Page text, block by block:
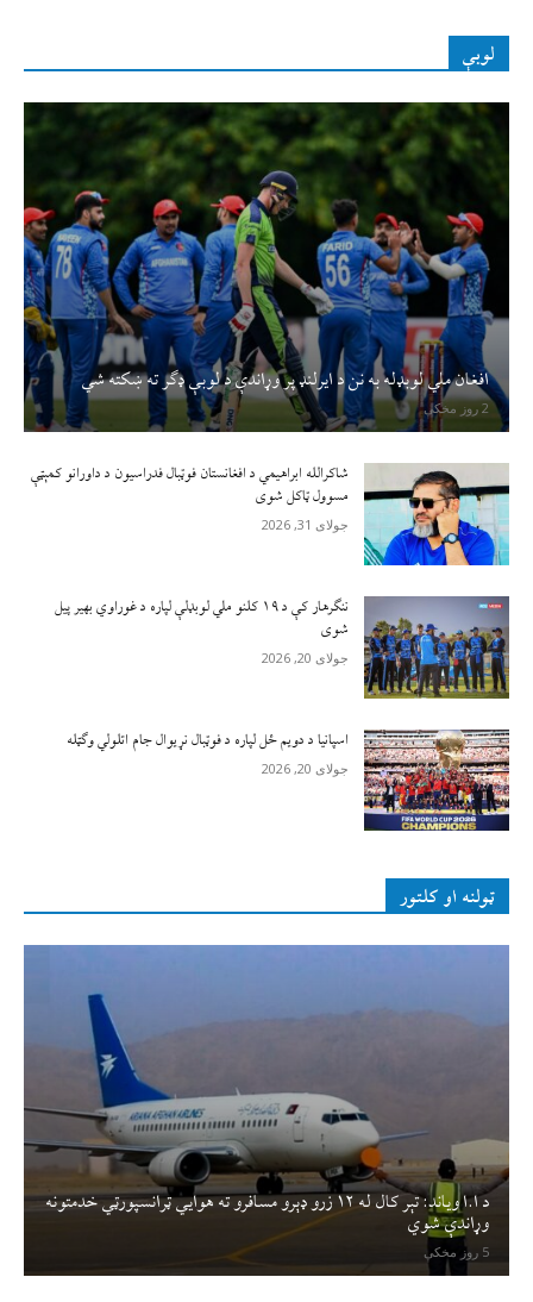
لوبې
افغان ملي لوبډله به نن د ايرلنډ پر وړاندې د لوبې ډګر ته ښکته شي
2 روز مخکې
شاکرالله ابراهیمي د افغانستان فوټبال فدراسیون د داورانو کمېټې
مسوول ټاکل شوی
جولای 31, 2026
ننګرهار کې د ۱۹ کلنو ملي لوبډلې لپاره د غوراوي بهیر پیل
شوی
جولای 20, 2026
اسپانیا د دویم ځل لپاره د فوټبال نړیوال جام اتلولي وګټله
جولای 20, 2026
ټولنه او کلتور
د ا.ا وياند: تېر کال له ۱۲ زرو ډېرو مسافرو ته هوايي ټرانسپورټي خدمتونه
وړاندې شوي
5 روز مخکې